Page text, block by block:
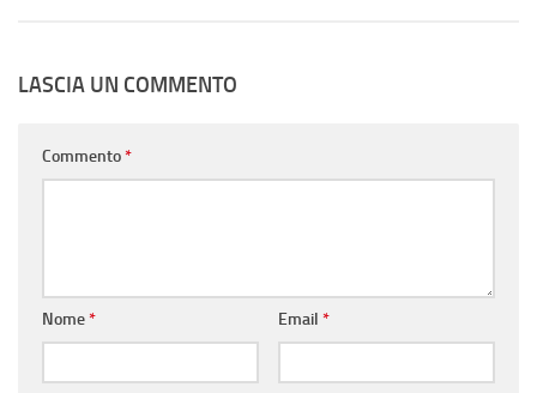
LASCIA UN COMMENTO
Commento*
Nome* Email *